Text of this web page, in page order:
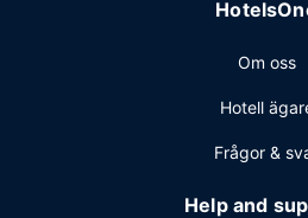
Gäster har tillgång till bland annat
ett event i New Orleans? På detta
däribland konferensrum och
Om oss
Hotell
Frågor &
Help and